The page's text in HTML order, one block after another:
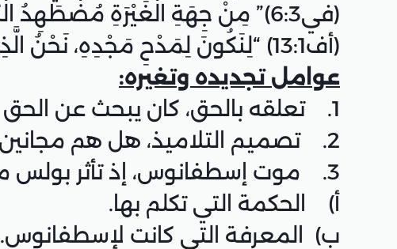
(في6:3)” مِنْ جِهَةِ الْغَيْرَةِ مُضْطَهِدُ الْكَنِيسَةِ. مِنْ جِهَةِ الْبِرِّ الَّذِي فِي النَّامُوسِ بِلاَ لَوْمٍ.”
(أف13:1) “لِنَكُونَ لِمَدْحِ مَجْدِهِ، نَحْنُ الَّذِينَ قَدْ سَبَقَ رَجَاؤُنَا فِي الْمَسِيحِ.”
عوامل تجديده وتغيره:
1. تعلقه بالحق، كان يبحث عن الحق فظهر له الحق.
2. تصميم التلاميذ، هل هم مجانين أم مخطئين.
3. موت إسطفانوس، إذ تأثر بولس من:
أ) الحكمة التي تكلم بها.
ب) المعرفة التي كانت لإسطفانوس.